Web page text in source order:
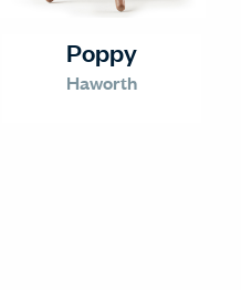
Poppy
Haworth